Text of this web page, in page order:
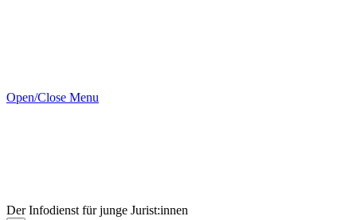
Open/Close Menu
Der Infodienst für junge Jurist:innen